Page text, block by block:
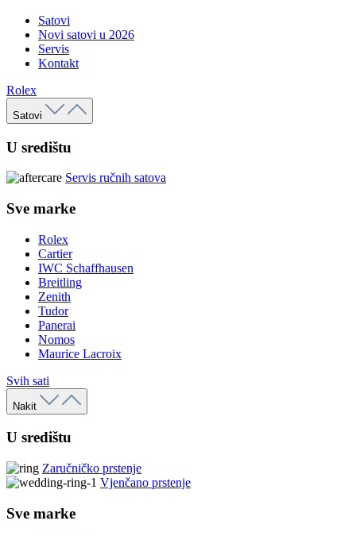
Satovi
Novi satovi u 2026
Servis
Kontakt
Rolex
Satovi
U središtu
Servis ručnih satova
Sve marke
Rolex
Cartier
IWC Schaffhausen
Breitling
Zenith
Tudor
Panerai
Nomos
Maurice Lacroix
Svih sati
Nakit
U središtu
Zaručničko prstenje
Vjenčano prstenje
Sve marke